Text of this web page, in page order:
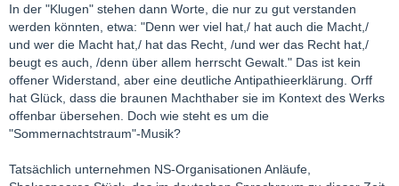
In der "Klugen" stehen dann Worte, die nur zu gut verstanden
werden könnten, etwa: "Denn wer viel hat,/ hat auch die Macht,/
und wer die Macht hat,/ hat das Recht, /und wer das Recht hat,/
beugt es auch, /denn über allem herrscht Gewalt." Das ist kein
offener Widerstand, aber eine deutliche Antipathieerklärung. Orff
hat Glück, dass die braunen Machthaber sie im Kontext des Werks
offenbar übersehen. Doch wie steht es um die
"Sommernachtstraum"-Musik?
Tatsächlich unternehmen NS-Organisationen Anläufe,